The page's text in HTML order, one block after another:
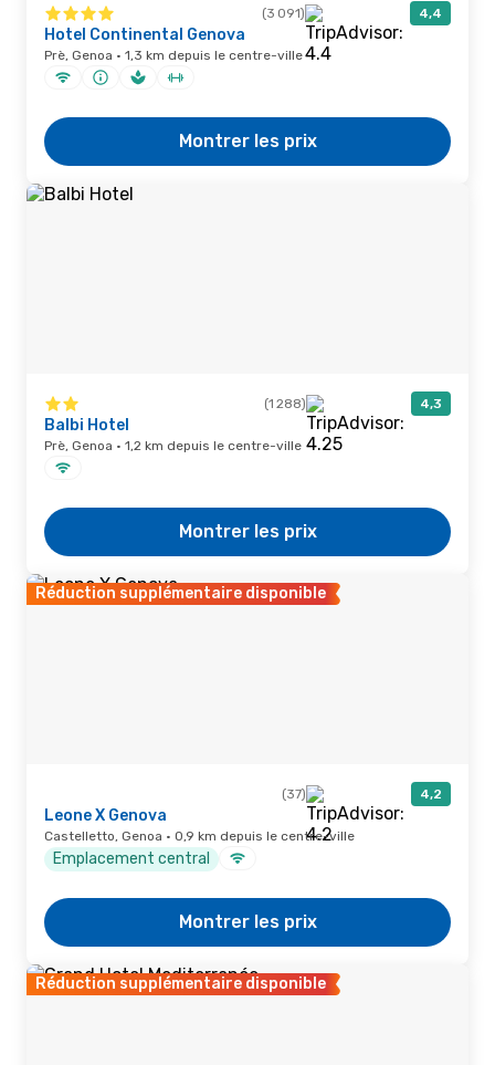
(3 091) 4,4
Hotel Continental Genova
Prè, Genoa · 1,3 km depuis le centre-ville
Montrer les prix
(1 288) 4,3
Balbi Hotel
Prè, Genoa · 1,2 km depuis le centre-ville
Montrer les prix
Réduction supplémentaire disponible
(37) 4,2
Leone X Genova
Castelletto, Genoa · 0,9 km depuis le centre-ville
Emplacement central
Montrer les prix
Réduction supplémentaire disponible